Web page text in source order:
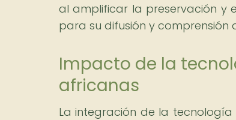
al amplificar la preservación y
para su difusión y comprensión
Impacto de la
africanas
La integración de la